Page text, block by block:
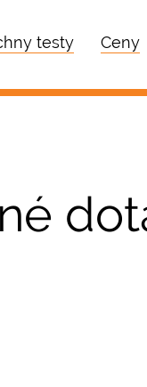
testy Ceny